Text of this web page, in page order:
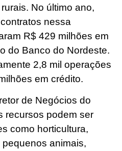
No último ano,
nessa
R$ 429 milhões em
do Banco do Nordeste.
2,8 mil operações
em crédito.
de Negócios do
recursos podem ser
como horticultura,
animais,